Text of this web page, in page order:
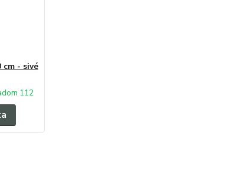
cm - sivé
112